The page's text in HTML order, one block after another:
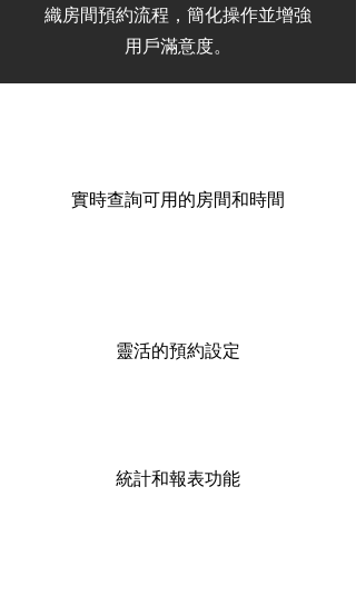
織房間預約流程，簡化操作並增強
用戶滿意度。
實時查詢可用的房間和時間
靈活的預約設定
統計和報表功能